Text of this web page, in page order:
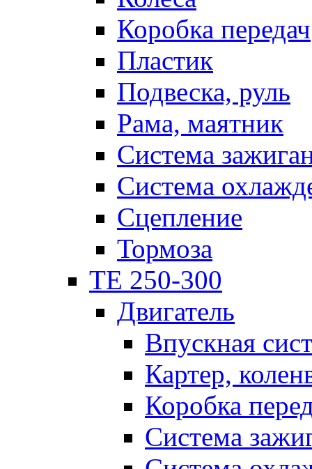
Коробка передач
Пластик
Подвеска, руль
Рама, маятник
Система
Система
Сцепление
Тормоза
TE 250-300
Двигатель
Впускная
Картер,
Коробка
Система